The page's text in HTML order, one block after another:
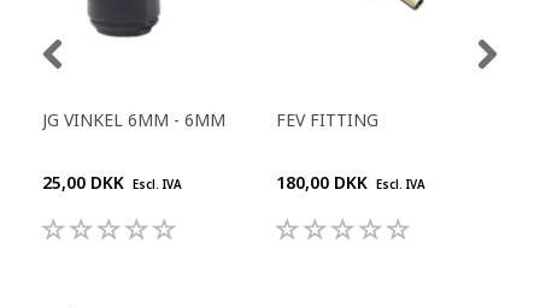
JG VINKEL 6MM - 6MM
25,00 DKK Escl. IVA
FEV FITTING
180,00 DKK Escl. IVA